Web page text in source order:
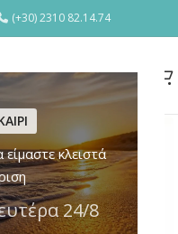
κλειστά
24/8
(+30) 2310 82.14.74